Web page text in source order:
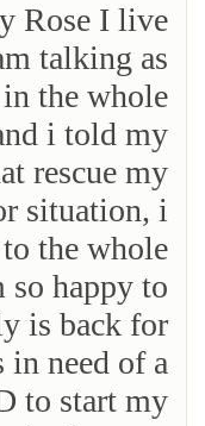
Rose I live
talking as
the whole
i told my
rescue my
situation, i
the whole
happy to
is back for
in need of a
to start my